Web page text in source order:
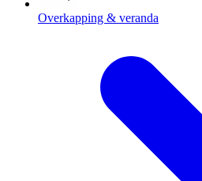
Overkapping & veranda